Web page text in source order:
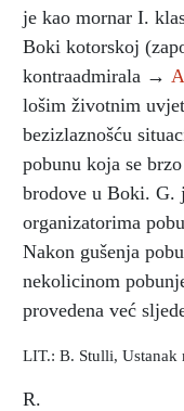
je kao mornar I.
Boki kotorskoj
kontraadmirala →
lošim životnim
bezizlaznošću
pobunu koja se
brodove u Boki. G.
organizatorima
Nakon gušenja
nekolicinom
provedena već
LIT.: B. Stulli,
R.